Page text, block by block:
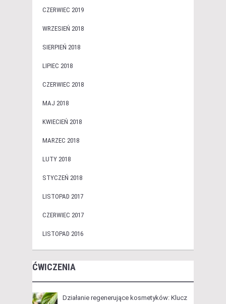
CZERWIEC 2019
WRZESIEŃ 2018
SIERPIEŃ 2018
LIPIEC 2018
CZERWIEC 2018
MAJ 2018
KWIECIEŃ 2018
MARZEC 2018
LUTY 2018
STYCZEŃ 2018
LISTOPAD 2017
CZERWIEC 2017
LISTOPAD 2016
ĆWICZENIA
Działanie regenerujące kosmetyków: Klucz